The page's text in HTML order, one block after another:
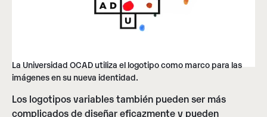
La Universidad OCAD utiliza el logotipo como marco para las
imágenes en su nueva identidad.
Los logotipos variables también pueden ser más
complicados de diseñar eficazmente y pueden